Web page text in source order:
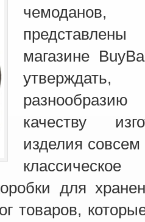
магазине
качеству
изделия
для
товаров,